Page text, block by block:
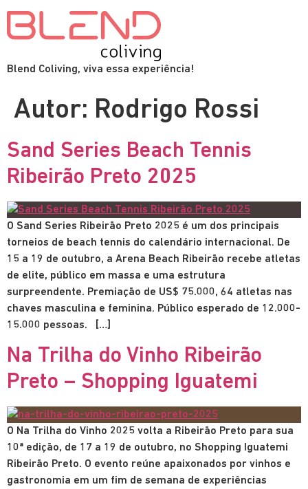
Blend Coliving, viva essa experiência!
Autor: Rodrigo Rossi
Sand Series Beach Tennis
Ribeirão Preto 2025
O Sand Series Ribeirão Preto 2025 é um dos principais
torneios de beach tennis do calendário internacional. De
15 a 19 de outubro, a Arena Beach Ribeirão recebe atletas
de elite, público em massa e uma estrutura
surpreendente. Premiação de US$ 75.000, 64 atletas nas
chaves masculina e feminina. Público esperado de 12.000-
15.000 pessoas. […]
Na Trilha do Vinho Ribeirão
Preto – Shopping Iguatemi
O Na Trilha do Vinho 2025 volta a Ribeirão Preto para sua
10ª edição, de 17 a 19 de outubro, no Shopping Iguatemi
Ribeirão Preto. O evento reúne apaixonados por vinhos e
gastronomia em um fim de semana de experiências